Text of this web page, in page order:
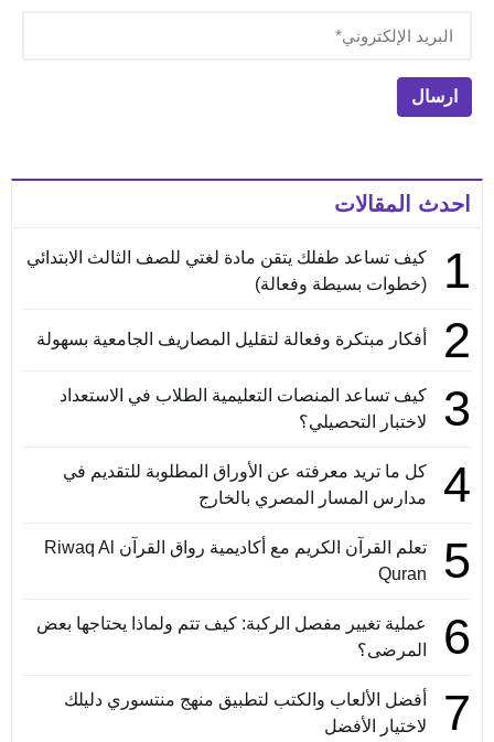
احدث المقالات
1
كيف تساعد طفلك يتقن مادة لغتي للصف الثالث الابتدائي
(خطوات بسيطة وفعالة)
2 أفكار مبتكرة وفعالة لتقليل المصاريف الجامعية بسهولة
3
كيف تساعد المنصات التعليمية الطلاب في الاستعداد
لاختبار التحصيلي؟
4
كل ما تريد معرفته عن الأوراق المطلوبة للتقديم في
مدارس المسار المصري بالخارج
5
تعلم القرآن الكريم مع أكاديمية رواق القرآن Riwaq Al
Quran
6
عملية تغيير مفصل الركبة: كيف تتم ولماذا يحتاجها بعض
المرضى؟
7
أفضل الألعاب والكتب لتطبيق منهج منتسوري دليلك
لاختيار الأفضل